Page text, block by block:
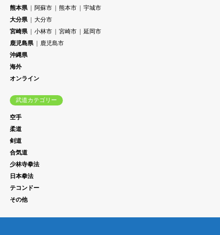
熊本県
阿蘇市 熊本市
宇城市
大分県
大分市
宮崎県
小林市 宮崎市
延岡市
鹿児島県
鹿児島市
沖縄県
海外
オンライン
武道カテゴリー
空手
柔道
剣道
合気道
少林寺拳法
日本拳法
テコンドー
その他